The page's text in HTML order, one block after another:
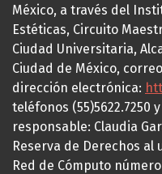
México, a través del
Estéticas, Circuito
Ciudad Universitaria,
Ciudad de México,
dirección electrónica:
teléfonos (55)5622.7250
responsable: Claudia
Reserva de Derechos al
Red de Cómputo